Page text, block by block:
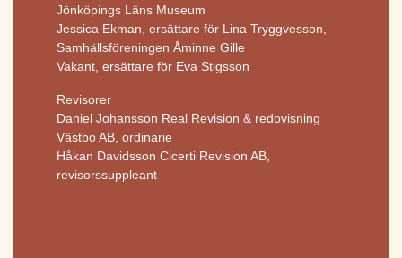
Jönköpings Läns Museum
Jessica Ekman, ersättare för Lina Tryggvesson,
Samhällsföreningen Åminne Gille
Vakant, ersättare för Eva Stigsson
Revisorer
Daniel Johansson Real Revision & redovisning
Västbo AB, ordinarie
Håkan Davidsson Cicerti Revision AB,
revisorssuppleant